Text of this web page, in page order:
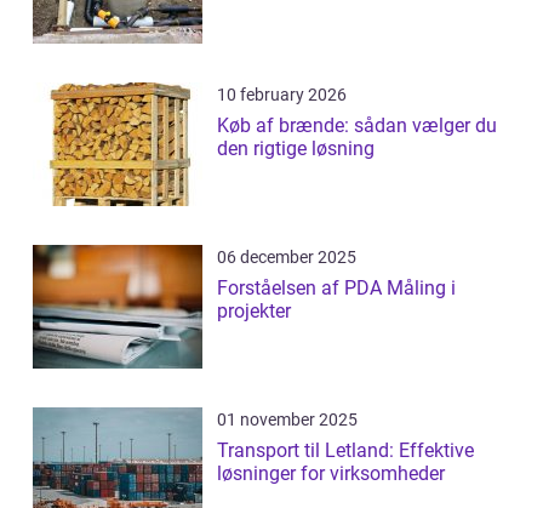
10 february 2026
Køb af brænde: sådan vælger du
den rigtige løsning
06 december 2025
Forståelsen af PDA Måling i
projekter
01 november 2025
Transport til Letland: Effektive
løsninger for virksomheder